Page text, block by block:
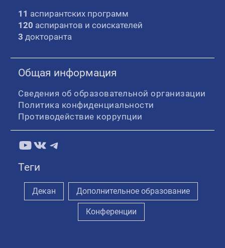
11 аспирантских программ
120 аспирантов и соискателей
3 докторанта
Общая информация
Сведения об образовательной организации
Политика конфиденциальности
Противодействие коррупции
YouTube
ВКонтакте
Telegram
Теги
Декан Дополнительное образование
Конференции